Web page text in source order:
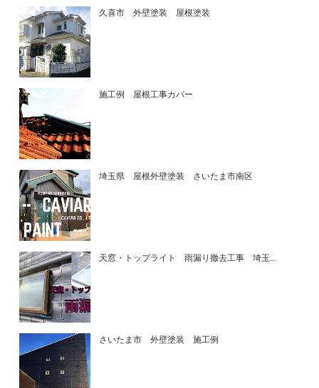
久喜市 外壁塗装 屋根塗装
施工例 屋根工事カバー
埼玉県 屋根外壁塗装 さいたま市南区
天窓・トップライト 雨漏り撤去工事 埼玉...
さいたま市 外壁塗装 施工例